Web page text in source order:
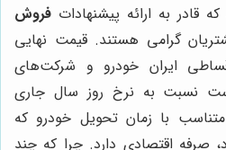
قادر به ارائه پیشنهادات فروش
گرامی هستند. قیمت نهایی
ایران خودرو و شرکت‌های
نسبت به نرخ روز سال جاری
با زمان تحویل خودرو که
اقتصادی دارد. چرا که چند